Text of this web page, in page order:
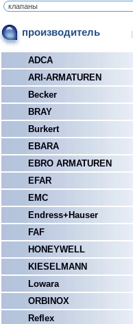
производитель
ADCA
ARI-ARMATUREN
Becker
BRAY
Burkert
EBARA
EBRO ARMATUREN
EFAR
EMC
Endress+Hauser
FAF
HONEYWELL
KIESELMANN
Lowara
ORBINOX
Reflex